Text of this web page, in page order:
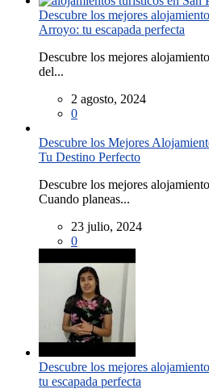
Descubre los mejores
Arroyo: tu escapada perfecta
Descubre los mejores
del...
2 agosto, 2024
0
Descubre los Mejores
Tu Destino Perfecto
Descubre los mejores
Cuando planeas...
23 julio, 2024
0
Descubre los mejores
tu escapada perfecta